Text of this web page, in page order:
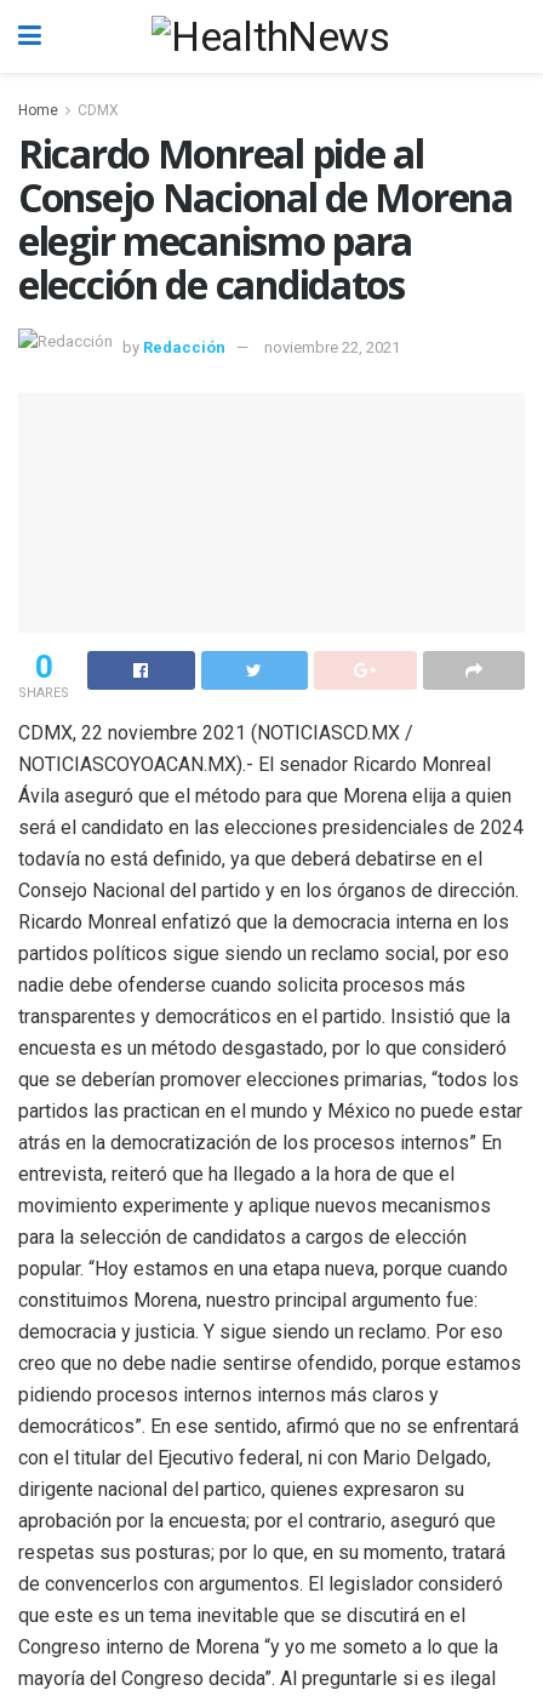
Home CDMX
Ricardo Monreal pide al
Consejo Nacional de Morena
elegir mecanismo para
elección de candidatos
by Redacción noviembre 22, 2021
0
SHARES
CDMX, 22 noviembre 2021 (NOTICIASCD.MX /
NOTICIASCOYOACAN.MX).- El senador Ricardo Monreal
Ávila aseguró que el método para que Morena elija a quien
será el candidato en las elecciones presidenciales de 2024
todavía no está definido, ya que deberá debatirse en el
Consejo Nacional del partido y en los órganos de dirección.
Ricardo Monreal enfatizó que la democracia interna en los
partidos políticos sigue siendo un reclamo social, por eso
nadie debe ofenderse cuando solicita procesos más
transparentes y democráticos en el partido. Insistió que la
encuesta es un método desgastado, por lo que consideró
que se deberían promover elecciones primarias, “todos los
partidos las practican en el mundo y México no puede estar
atrás en la democratización de los procesos internos” En
entrevista, reiteró que ha llegado a la hora de que el
movimiento experimente y aplique nuevos mecanismos
para la selección de candidatos a cargos de elección
popular. “Hoy estamos en una etapa nueva, porque cuando
constituimos Morena, nuestro principal argumento fue:
democracia y justicia. Y sigue siendo un reclamo. Por eso
creo que no debe nadie sentirse ofendido, porque estamos
pidiendo procesos internos internos más claros y
democráticos”. En ese sentido, afirmó que no se enfrentará
con el titular del Ejecutivo federal, ni con Mario Delgado,
dirigente nacional del partico, quienes expresaron su
aprobación por la encuesta; por el contrario, aseguró que
respetas sus posturas; por lo que, en su momento, tratará
de convencerlos con argumentos. El legislador consideró
que este es un tema inevitable que se discutirá en el
Congreso interno de Morena “y yo me someto a lo que la
mayoría del Congreso decida”. Al preguntarle si es ilegal